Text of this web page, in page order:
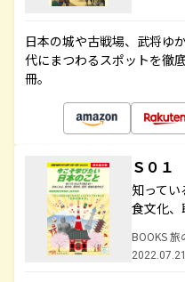
日本の城や古戦場、武将ゆ
代にまつわるスポットを徹
冊。
Ｓ０１
知って
食文化
BOOKS 旅